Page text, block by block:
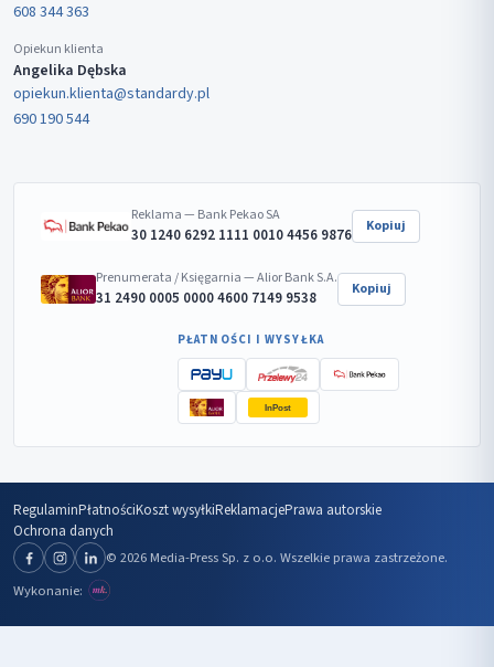
608 344 363
Opiekun klienta
Angelika Dębska
opiekun.klienta@standardy.pl
690 190 544
Reklama — Bank Pekao SA
30 1240 6292 1111 0010 4456 9876 Kopiuj
Prenumerata / Księgarnia — Alior Bank S.A.
31 2490 0005 0000 4600 7149 9538 Kopiuj
PŁATNOŚCI I WYSYŁKA
InPost
RegulaminPłatnościKoszt wysyłkiReklamacjePrawa autorskie
Ochrona danych
© 2026 Media-Press Sp. z o.o. Wszelkie prawa zastrzeżone.
Wykonanie: